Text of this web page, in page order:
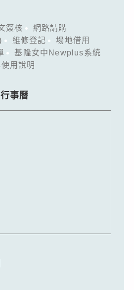
簽核
網路請購
維修登記
場地借用
基隆女中Newplus系統
用說明
事曆